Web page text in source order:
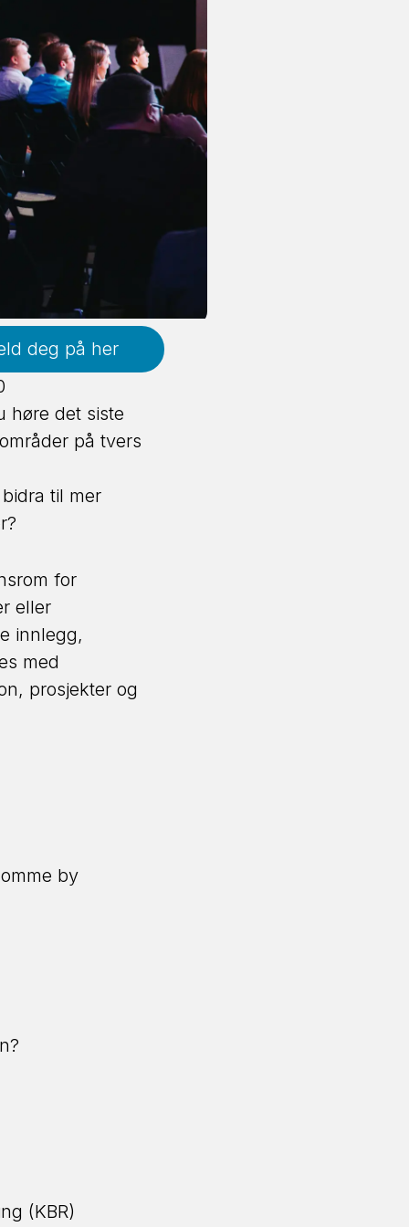
deg på her
høre det siste
på tvers
til mer
for
eller
innlegg,
med
prosjekter og
by
(KBR)